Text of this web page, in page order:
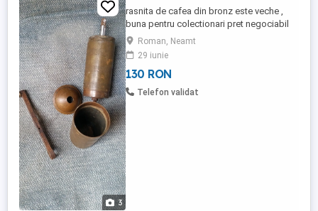
3
rasnita de cafea din bronz este veche ,
buna pentru colectionari pret negociabil
Roman, Neamt
29 iunie
130 RON
Telefon validat